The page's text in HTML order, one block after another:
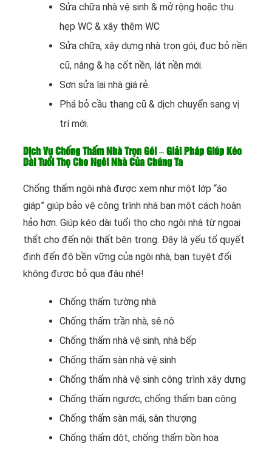
Sửa chữa nhà vệ sinh & mở rộng hoặc thu
hẹp WC & xây thêm WC
Sửa chữa, xây dựng nhà trọn gói, đục bỏ nền
cũ, nâng & hạ cốt nền, lát nền mới.
Sơn sửa lại nhà giá rẻ.
Phá bỏ cầu thang cũ & dịch chuyển sang vị
trí mới.
Dịch Vụ Chống Thấm Nhà Trọn Gói – Giải Pháp Giúp Kéo
Dài Tuổi Thọ Cho Ngôi Nhà Của Chúng Ta
Chống thấm ngôi nhà được xem như một lớp “áo
giáp” giúp bảo vệ công trình nhà bạn một cách hoàn
hảo hơn. Giúp kéo dài tuổi thọ cho ngôi nhà từ ngoại
thất cho đến nội thất bên trong. Đây là yếu tố quyết
định đến độ bền vững của ngôi nhà, bạn tuyệt đối
không được bỏ qua đâu nhé!
Chống thấm tường nhà
Chống thấm trần nhà, sê nô
Chống thấm nhà vệ sinh, nhà bếp
Chống thấm sàn nhà vệ sinh
Chống thấm nhà vệ sinh công trình xây dựng
Chống thấm ngược, chống thấm ban công
Chống thấm sàn mái, sân thượng
Chống thấm dột, chống thấm bồn hoa